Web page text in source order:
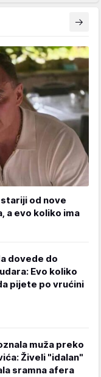
od nove
a evo koliko ima
dovede do
Evo koliko
pijete po vrućini
muža preko
Živeli "idalan"
sramna afera